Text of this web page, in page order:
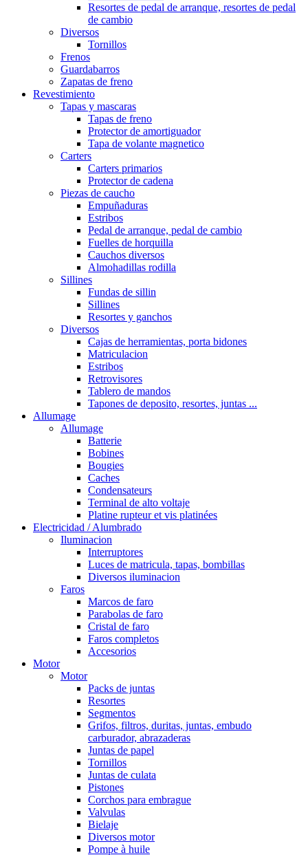
Resortes de pedal de arranque, resortes de pedal
de cambio
Diversos
Tornillos
Frenos
Guardabarros
Zapatas de freno
Revestimiento
Tapas y mascaras
Tapas de freno
Protector de amortiguador
Tapa de volante magnetico
Carters
Carters primarios
Protector de cadena
Piezas de caucho
Empuñaduras
Estribos
Pedal de arranque, pedal de cambio
Fuelles de horquilla
Cauchos diversos
Almohadillas rodilla
Sillines
Fundas de sillin
Sillines
Resortes y ganchos
Diversos
Cajas de herramientas, porta bidones
Matriculacion
Estribos
Retrovisores
Tablero de mandos
Tapones de deposito, resortes, juntas ...
Allumage
Allumage
Batterie
Bobines
Bougies
Caches
Condensateurs
Terminal de alto voltaje
Platine rupteur et vis platinées
Electricidad / Alumbrado
Iluminacion
Interruptores
Luces de matricula, tapas, bombillas
Diversos iluminacion
Faros
Marcos de faro
Parabolas de faro
Cristal de faro
Faros completos
Accesorios
Motor
Motor
Packs de juntas
Resortes
Segmentos
Grifos, filtros, duritas, juntas, embudo
carburador, abrazaderas
Juntas de papel
Tornillos
Juntas de culata
Pistones
Corchos para embrague
Valvulas
Bielaje
Diversos motor
Pompe à huile